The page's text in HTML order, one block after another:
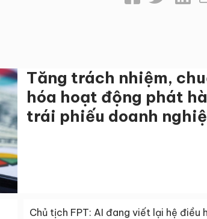
Tăng trách nhiệm,
hóa hoạt động phát
trái phiếu doanh
Chủ tịch FPT: AI đang viết lại hệ điều